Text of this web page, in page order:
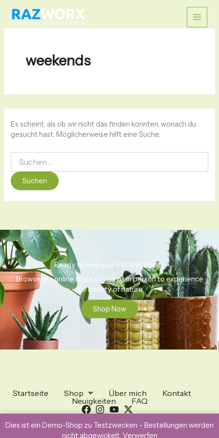
Dies ist ein Demo-Shop zu Testzwecken – Bestellungen werden
nicht abgewickelt. Verwerfen
Inhalt
springen
Main
Menu
weekends
Es scheint, als ob wir nicht das finden konnten, wonach du
gesucht hast. Möglicherweise hilft eine Suche.
nach:
Ready to Find your Perfect Plant?
Browse our online store or visit us in person to experience
the beauty of nature.
Shop Now
Startseite Shop Über mich
Kontakt
Neuigkeiten
FAQ
Copyright © 2026 Generic eCommerce